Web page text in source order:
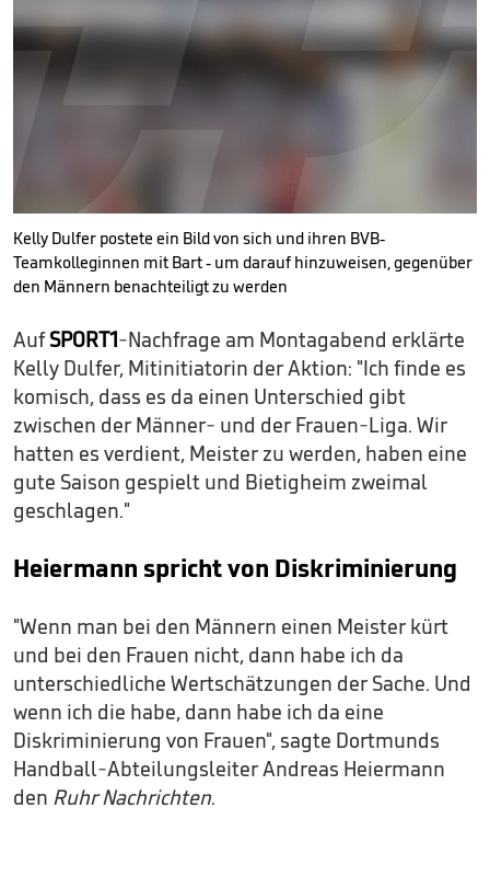
Kelly Dulfer postete ein Bild von sich und ihren BVB-
Teamkolleginnen mit Bart - um darauf hinzuweisen, gegenüber
den Männern benachteiligt zu werden
AufSPORT1-Nachfrage am Montagabend erklärte
Kelly Dulfer, Mitinitiatorin der Aktion: "Ich finde es
komisch, dass es da einen Unterschied gibt
zwischen der Männer- und der Frauen-Liga. Wir
hatten es verdient, Meister zu werden, haben eine
gute Saison gespielt und Bietigheim zweimal
geschlagen."
Heiermann spricht von Diskriminierung
"Wenn man bei den Männern einen Meister kürt
und bei den Frauen nicht, dann habe ich da
unterschiedliche Wertschätzungen der Sache. Und
wenn ich die habe, dann habe ich da eine
Diskriminierung von Frauen", sagte Dortmunds
Handball-Abteilungsleiter Andreas Heiermann
den Ruhr Nachrichten.